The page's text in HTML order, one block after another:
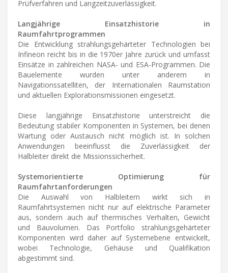
Prüfverfahren und Langzeitzuverlässigkeit.
Langjährige Einsatzhistorie in
Raumfahrtprogrammen
Die Entwicklung strahlungsgehärteter Technologien bei
Infineon reicht bis in die 1970er Jahre zurück und umfasst
Einsätze in zahlreichen NASA- und ESA-Programmen. Die
Bauelemente wurden unter anderem in
Navigationssatelliten, der Internationalen Raumstation
und aktuellen Explorationsmissionen eingesetzt.
Diese langjährige Einsatzhistorie unterstreicht die
Bedeutung stabiler Komponenten in Systemen, bei denen
Wartung oder Austausch nicht möglich ist. In solchen
Anwendungen beeinflusst die Zuverlässigkeit der
Halbleiter direkt die Missionssicherheit.
Systemorientierte Optimierung für
Raumfahrtanforderungen
Die Auswahl von Halbleitern wirkt sich in
Raumfahrtsystemen nicht nur auf elektrische Parameter
aus, sondern auch auf thermisches Verhalten, Gewicht
und Bauvolumen. Das Portfolio strahlungsgehärteter
Komponenten wird daher auf Systemebene entwickelt,
wobei Technologie, Gehäuse und Qualifikation
abgestimmt sind.